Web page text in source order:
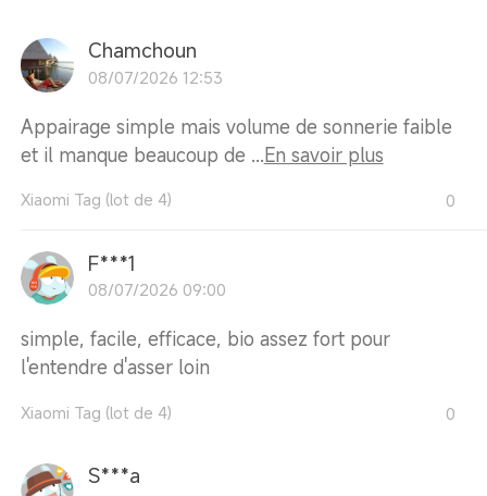
Chamchoun
08/07/2026 12:53
Appairage simple mais volume de sonnerie faible
et il manque beaucoup de ...En savoir plus
Xiaomi Tag (lot de 4) 0
F***1
08/07/2026 09:00
simple, facile, efficace, bio assez fort pour
l'entendre d'asser loin
Xiaomi Tag (lot de 4) 0
S***a